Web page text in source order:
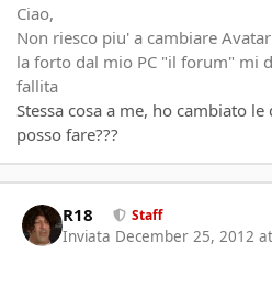
Ciao,
Non riesco piu' a cambiare
la forto dal mio PC "il forum" mi
fallita
Stessa cosa a me, ho cambiato
posso fare???
R18 Staff
Inviata December 25, 2012